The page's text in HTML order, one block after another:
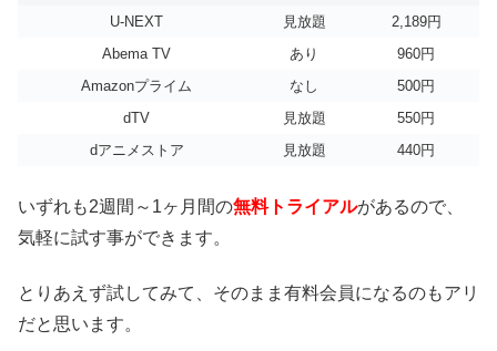
U-NEXT
見放題
2,189円
Abema TV
あり
960円
Amazonプライム
なし
500円
dTV
見放題
550円
dアニメストア
見放題 440円
いずれも2週間～1ヶ月間の無料トライアルがあるので、
気軽に試す事ができます。
とりあえず試してみて、そのまま有料会員になるのもアリ
だと思います。